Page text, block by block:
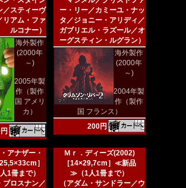
／スティーヴ
リアム・ファ
ルコナー）
海外製作
(2000年
～)
2005年製
作（製作
国 アメリ
カ）
ー・リー／カミーユ・ナッ
タ／ジョニー・アリディ／
ガブリエル・ラズール／オ
ーグスティン・ルグラン）
海外製作
(2000年
～)
2004年製
作（製作
国 フランス）
200円
アナザー・
］
1冊まで）
ブロスナン／
Ｍｒ．ディーズ(2002)
［14×29,7cm］≪新品
≫（1人1冊まで）
（アダム・サンドラー／ウ